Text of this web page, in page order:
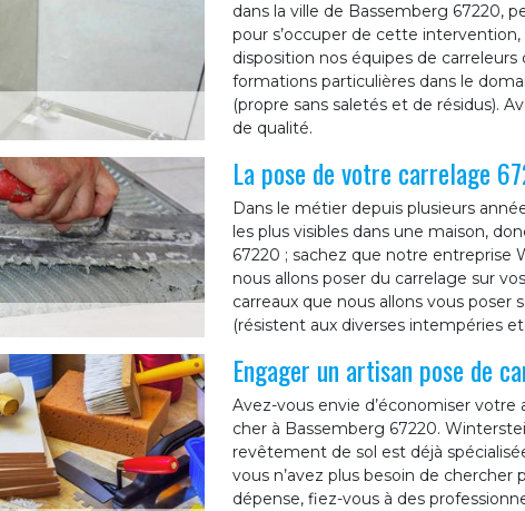
dans la ville de Bassemberg 67220,
pour s’occuper de cette
disposition nos équipes de
formations particulières dans le
(propre sans saletés et de résidus).
de qualité.
La pose de votre carrelage
Dans le métier depuis plusieurs
les plus visibles dans une maison,
67220 ; sachez que notre entreprise
nous allons poser du carrelage sur
carreaux que nous allons vous
(résistent aux diverses intempéries
Engager un artisan pose de
Avez-vous envie d’économiser
cher à Bassemberg 67220.
revêtement de sol est déjà
vous n’avez plus besoin de
dépense, fiez-vous à des